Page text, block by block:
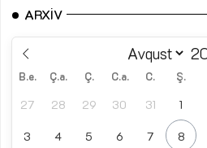
ARXIV
B.e. Ç.a. Ç. C.a. C. Ş.
27 28 29 30 31 1
3 4 5 6 7 8